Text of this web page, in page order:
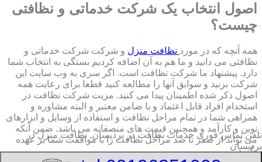
اصول انتخاب یک شرکت خدماتی و نظافتی
چیست؟
همه آنچه که در مورد نظافت منزل و شرکت شرکت خدماتی و
نظافتی می دانید و ما هم به آن اضافه کردیم بستگی به انتخاب شما
دارد. پیشنهاد ما شرکت نظافت است. اگر سری به وب سایت این
شرکت بزنید و سوابق آنها را مطالعه کنید قطعا برای رعایت همه
اصول ذکر شده اطمینان پیدا می کنید. مزیت شرکت نظافت در
استخدام افراد قابل اعتماد و با ضامن معتبر و البته مشاوره و
همراهی شما در تمام مراحل نظافت و استفاده از وسایل و ابزارهای
نوین و کارآمد و همچنین قیمت های منصفانه می باشد. ضمن آنکه
می تواند از صفر تا صد مراحل نظافت را با موافقت شما بر عهده
بگیرد.
تلفن تماس فوریخدمات نظافت در پردیسان, نظافت منزل در
پردیسان